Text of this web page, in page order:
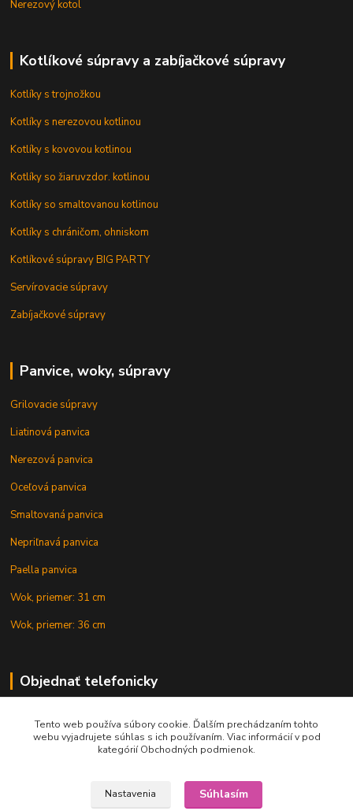
Nerezový kotol
Kotlíkové súpravy a zabíjačkové súpravy
Kotlíky s trojnožkou
Kotlíky s nerezovou kotlinou
Kotlíky s kovovou kotlinou
Kotlíky so žiaruvzdor. kotlinou
Kotlíky so smaltovanou kotlinou
Kotlíky s chráničom, ohniskom
Kotlíkové súpravy BIG PARTY
Servírovacie súpravy
Zabíjačkové súpravy
Panvice, woky, súpravy
Grilovacie súpravy
Liatinová panvica
Nerezová panvica
Oceľová panvica
Smaltovaná panvica
Nepriľnavá panvica
Paella panvica
Wok, priemer: 31 cm
Wok, priemer: 36 cm
Objednať telefonicky
+421 902 212 007
Tento web používa súbory cookie. Ďalším prechádzaním tohto
webu vyjadrujete súhlas s ich používaním. Viac informácií v pod
kategórií Obchodných podmienok.
Nastavenia Súhlasím